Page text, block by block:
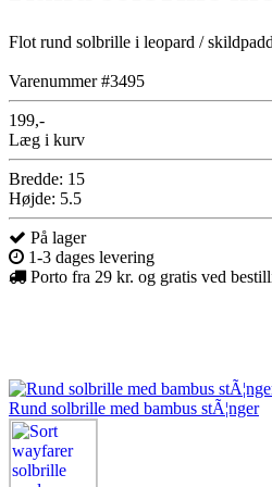
Flot rund solbrille i leopard /
Varenummer #3495
199,-
Læg i kurv
Bredde: 15
Højde: 5.5
På lager
1-3 dages levering
Porto fra 29 kr. og gratis ved
Rund solbrille med bambus stÃ¦nger